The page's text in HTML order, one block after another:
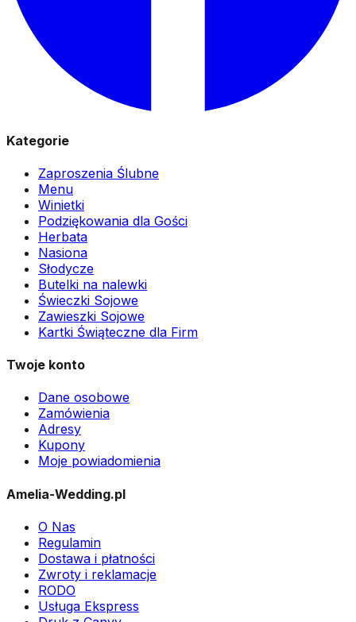
Kategorie
Zaproszenia Ślubne
Menu
Winietki
Podziękowania dla Gości
Herbata
Nasiona
Słodycze
Butelki na nalewki
Świeczki Sojowe
Zawieszki Sojowe
Kartki Świąteczne dla Firm
Twoje konto
Dane osobowe
Zamówienia
Adresy
Kupony
Moje powiadomienia
Amelia-Wedding.pl
O Nas
Regulamin
Dostawa i płatności
Zwroty i reklamacje
RODO
Usługa Ekspress